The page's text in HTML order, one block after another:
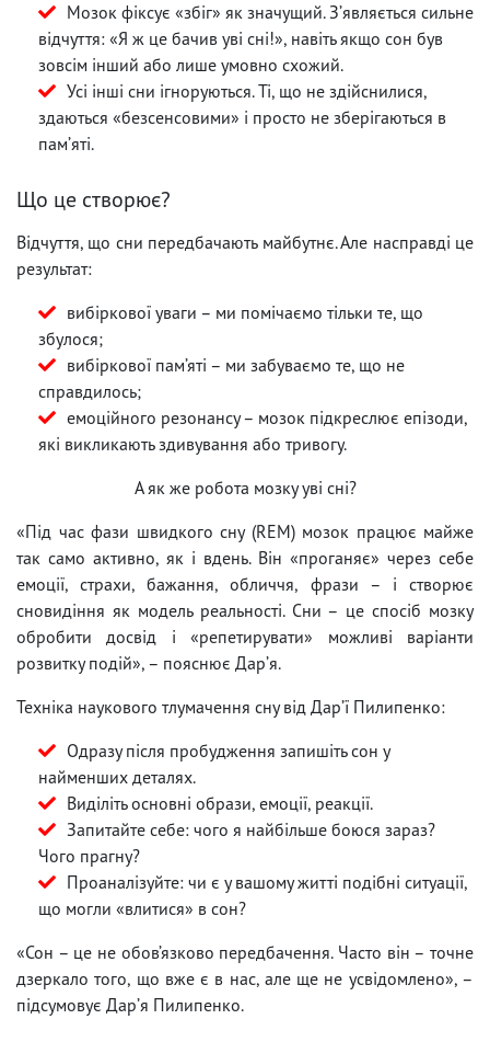
Мозок фіксує «збіг» як значущий. Зʼявляється сильне
відчуття: «Я ж це бачив уві сні!», навіть якщо сон був
зовсім інший або лише умовно схожий.
Усі інші сни ігноруються. Ті, що не здійснилися,
здаються «безсенсовими» і просто не зберігаються в
памʼяті.
Що це створює?
Відчуття, що сни передбачають майбутнє. Але насправді це
результат:
вибіркової уваги – ми помічаємо тільки те, що
збулося;
вибіркової пам’яті – ми забуваємо те, що не
справдилось;
емоційного резонансу – мозок підкреслює епізоди,
які викликають здивування або тривогу.
А як же робота мозку уві сні?
«Під час фази швидкого сну (REM) мозок працює майже
так само активно, як і вдень. Він «проганяє» через себе
емоції, страхи, бажання, обличчя, фрази – і створює
сновидіння як модель реальності. Сни – це спосіб мозку
обробити досвід і «репетирувати» можливі варіанти
розвитку подій», – пояснює Дарʼя.
Техніка наукового тлумачення сну від Дарʼї Пилипенко:
Одразу після пробудження запишіть сон у
найменших деталях.
Виділіть основні образи, емоції, реакції.
Запитайте себе: чого я найбільше боюся зараз?
Чого прагну?
Проаналізуйте: чи є у вашому житті подібні ситуації,
що могли «влитися» в сон?
«Сон – це не обов’язково передбачення. Часто він – точне
дзеркало того, що вже є в нас, але ще не усвідомлено», –
підсумовує Дарʼя Пилипенко.